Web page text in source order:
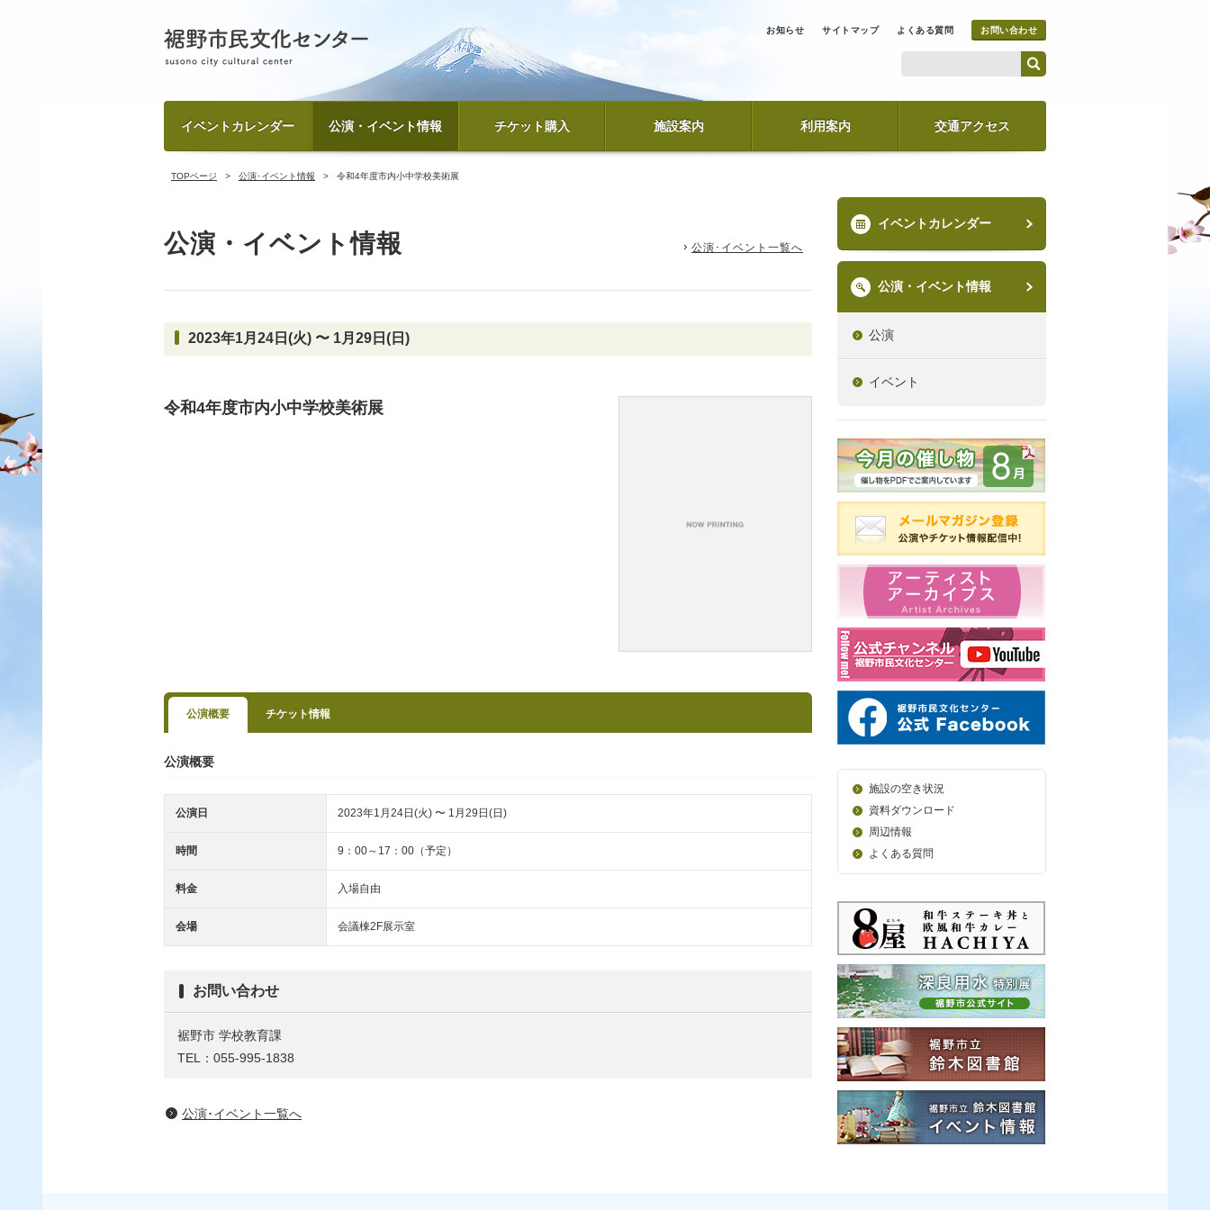
お知らせ サイトマップ よくある質問 お問い合わせ
イベントカレンダー 公演・イベント情報 チケット購入 施設案内 利用案内 交通アクセス
TOPページ 公演･イベント情報 令和4年度市内小中学校美術展
公演・イベント情報 公演･イベント一覧へ
2023年1月24日(火) 〜 1月29日(日)
令和4年度市内小中学校美術展
公演概要 チケット情報
公演概要
公演日 2023年1月24日(火) 〜 1月29日(日)
時間 9：00～17：00（予定）
料金 入場自由
会場 会議棟2F展示室
お問い合わせ
裾野市 学校教育課
TEL：055-995-1838
公演･イベント一覧へ
イベントカレンダー
公演・イベント情報
公演
イベント
施設の空き状況
資料ダウンロード
周辺情報
よくある質問